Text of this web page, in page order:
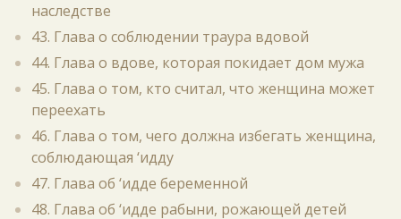
наследстве
43. Глава о соблюдении траура вдовой
44. Глава о вдове, которая покидает дом мужа
45. Глава о том, кто считал, что женщина может
переехать
46. Глава о том, чего должна избегать женщина,
соблюдающая ‘идду
47. Глава об ‘идде беременной
48. Глава об ‘идде рабыни, рожающей детей